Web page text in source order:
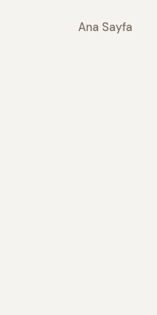
Ana Sayfa